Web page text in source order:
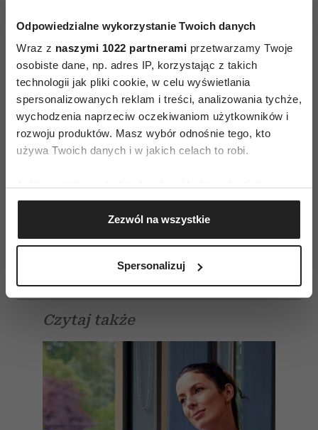
Odpowiedzialne wykorzystanie Twoich danych
Wraz z naszymi 1022 partnerami przetwarzamy Twoje
osobiste dane, np. adres IP, korzystając z takich
technologii jak pliki cookie, w celu wyświetlania
spersonalizowanych reklam i treści, analizowania tychże,
wychodzenia naprzeciw oczekiwaniom użytkowników i
rozwoju produktów. Masz wybór odnośnie tego, kto
używa Twoich danych i w jakich celach to robi.
Gromadzić dane dotyczące Twojej lokalizacji
geograficznej z dokładnością nawet do kilku metrów
Identyfikować Twoje urządzenie, aktywnie
(fingerprinting, czyli wirtualny odcisk palca)
sekcji szczegółów. W Deklaracji plików cookie możesz
zmienić lub wycofać swoją zgodę w dowolnej chwili.
Wykorzystujemy pliki cookie do spersonalizowania treści
i reklam, aby oferować funkcje społecznościowe i
analizować ruch w naszej witrynie. Informacje o tym, jak
Zezwól na wszystkie
Spersonalizuj
pozwalają nam tworzyć społeczeństwa
i wspólnoty, a także rodziny i partnerstwo. Bez
tego lęku jest psychopatia.
NIE BAĆ SIĘ to znaczy móc przeżyć lęk i nie stać
się jego ofiarą. Trafiłam na cudowny tekst o lęku
w „Diunie” Franka Herberta. Pomaga mi zawsze.
Niechaj przejdzie po mnie i przeze mnie. A kiedy
przejdzie, obrócę oko mojej jaźni na jego drogę.
Którędy strach przeszedł, niczego już nie będzie.
Tylko ja pozostanę”.
Czytaj także